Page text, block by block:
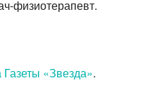
физиотерапевт.
«Звезда».